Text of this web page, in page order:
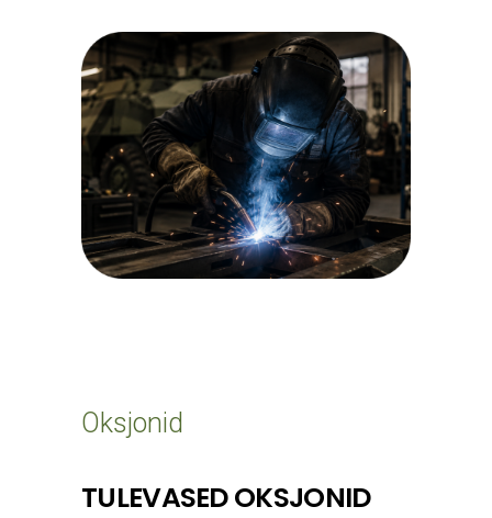
Oksjonid
TULEVASED OKSJONID